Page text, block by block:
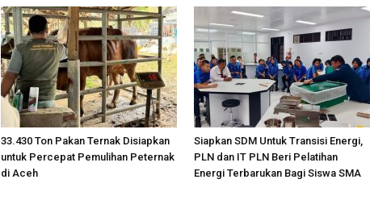
33.430 Ton Pakan Ternak Disiapkan
untuk Percepat Pemulihan Peternak
di Aceh
Siapkan SDM Untuk Transisi Energi,
PLN dan IT PLN Beri Pelatihan
Energi Terbarukan Bagi Siswa SMA